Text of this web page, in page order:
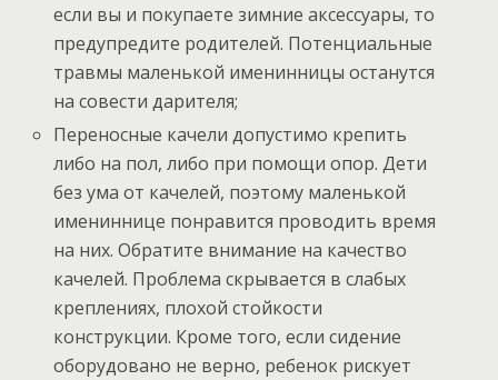
если вы и покупаете зимние аксессуары, то
предупредите родителей. Потенциальные
травмы маленькой именинницы останутся
на совести дарителя;
Переносные качели допустимо крепить
либо на пол, либо при помощи опор. Дети
без ума от качелей, поэтому маленькой
имениннице понравится проводить время
на них. Обратите внимание на качество
качелей. Проблема скрывается в слабых
креплениях, плохой стойкости
конструкции. Кроме того, если сидение
оборудовано не верно, ребенок рискует